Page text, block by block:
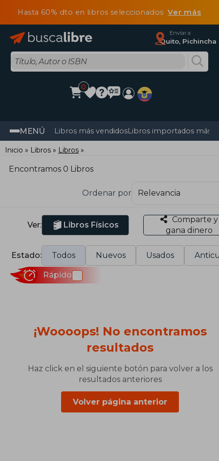
Hasta 60% dto en libros seleccionadosVer más
Enviar a
Quito, Pichincha
0
MENÚ Libros más vendidosLibros importados más
Inicio Libros Libros
Encontramos 0 Libros
Ordenar por
Ver: Libros Físicos
Comparte y
gana dinero
Estado: Todos Nuevos Usados
Rápido
¡Woooops! No encontramos
resultados
Haz click en el siguiente botón para volver a los
resultados anteriores
Volver página anterior